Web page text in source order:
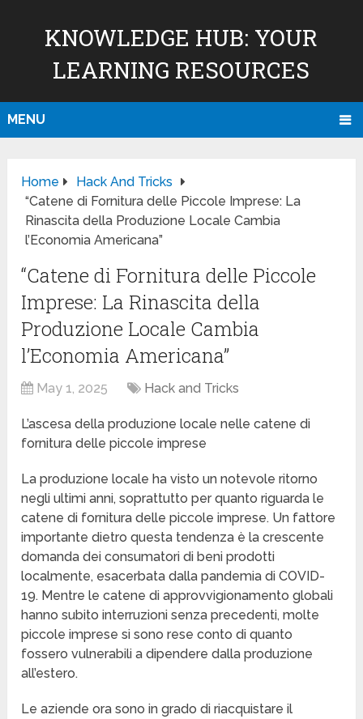
KNOWLEDGE HUB: YOUR
LEARNING RESOURCES
MENU
Home
Hack And Tricks
“Catene di Fornitura delle Piccole Imprese: La
Rinascita della Produzione Locale Cambia
l’Economia Americana”
“Catene di Fornitura delle Piccole
Imprese: La Rinascita della
Produzione Locale Cambia
l’Economia Americana”
May 1, 2025 Hack and Tricks
L’ascesa della produzione locale nelle catene di
fornitura delle piccole imprese
La produzione locale ha visto un notevole ritorno
negli ultimi anni, soprattutto per quanto riguarda le
catene di fornitura delle piccole imprese. Un fattore
importante dietro questa tendenza è la crescente
domanda dei consumatori di beni prodotti
localmente, esacerbata dalla pandemia di COVID-
19. Mentre le catene di approvvigionamento globali
hanno subito interruzioni senza precedenti, molte
piccole imprese si sono rese conto di quanto
fossero vulnerabili a dipendere dalla produzione
all’estero.
Le aziende ora sono in grado di riacquistare il